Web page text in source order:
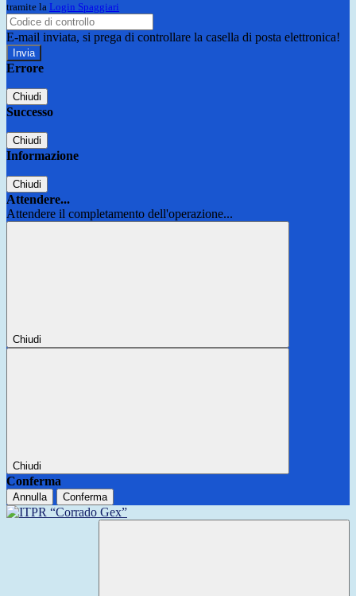
tramite la Login Spaggiari
E-mail inviata, si prega di controllare la casella di posta elettronica!
Errore
Chiudi
Successo
Chiudi
Informazione
Chiudi
Attendere...
Attendere il completamento dell'operazione...
Chiudi
Chiudi
Conferma
Annulla Conferma